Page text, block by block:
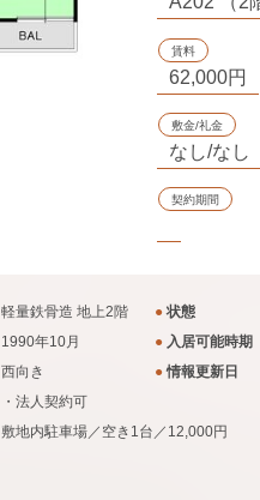
賃料
62,000円
敷金/礼金
なし/なし
契約期間
軽量鉄骨造 地上2階 ●状態
1990年10月 ● 入居可能時期
西向き ●情報更新日
・法人契約可
敷地内駐車場／空き1台／12,000円